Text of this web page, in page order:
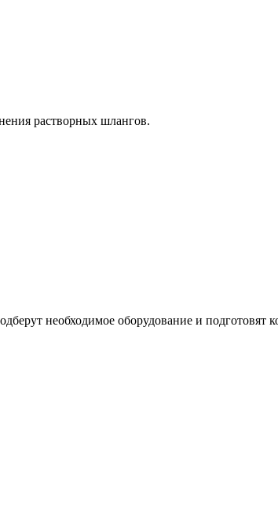
растворных шлангов.
необходимое оборудование и подготовят